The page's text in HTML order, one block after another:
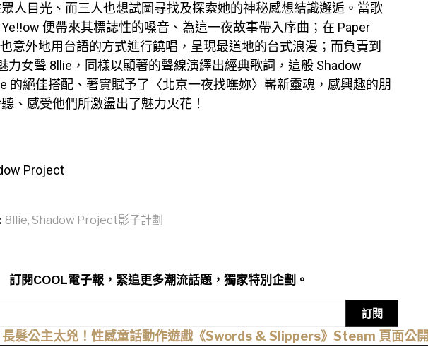
人目光、而三人也想試圖尋找及探索她的神秘感想結識邂逅。當歌
便帶來其標誌性的嗓音、為這一夜故事帶入序曲；在 Paper
意外地用台語的方式進行饒唱，呈現最道地的台式浪漫；而負責到
力女聲 8llie，同樣以顯著的聲線演繹出經典歌詞，這般 Shadow
的絕佳搭配、著實賦予了〈北京一夜找嘸妳〉嶄新靈魂，感興趣的朋
、感受他們所激盪出了魅力火花！
Project
8llie, Shadow Project影子計劃
訂閱COOL電子報，緊追更多潮流話題，獨家特別企劃。
訂閱
髮公主太兇！性感童話動作遊戲《Swords & Slippers》Steam 頁面公開